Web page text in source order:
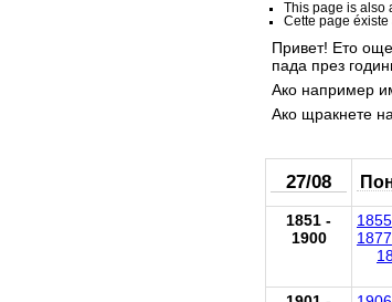
This page is also
Cette page
Привет! Ето
пада през
Ако например
Ако щракнете
27/08
1851 -
1900
1855
1877